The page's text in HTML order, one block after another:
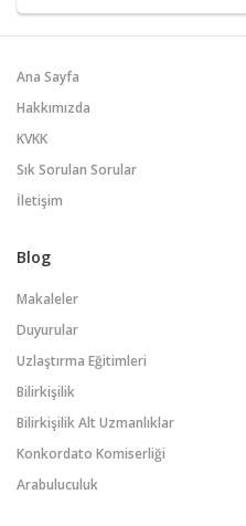
Ana Sayfa
Hakkımızda
KVKK
Sık Sorulan Sorular
İletişim
Blog
Makaleler
Duyurular
Uzlaştırma Eğitimleri
Bilirkişilik
Bilirkişilik Alt Uzmanlıklar
Konkordato Komiserliği
Arabuluculuk